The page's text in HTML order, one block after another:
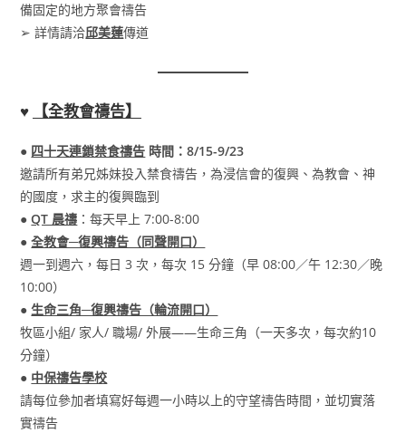
備固定的地方聚會禱告
➢ 詳情請洽邱美蓮傳道
♥ 【全教會禱告】
● 四十天連鎖禁食禱告 時間：8/15-9/23
邀請所有弟兄姊妹投入禁食禱告，為浸信會的復興、為教會、神
的國度，求主的復興臨到
●QT 晨禱 ：每天早上 7:00-8:00
●全教會─復興禱告（同聲開口）
週一到週六，每日 3 次，每次 15 分鐘（早 08:00／午 12:30／晚
10:00）
●生命三角─復興禱告（輪流開口）
牧區小組/ 家人/ 職場/ 外展——生命三角（一天多次，每次約10
分鐘）
● 中保禱告學校
請每位參加者填寫好每週一小時以上的守望禱告時間，並切實落
實禱告